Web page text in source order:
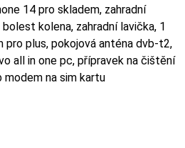
14 pro skladem, zahradní
kolena, zahradní lavička, 1
pro plus, pokojová anténa dvb-t2,
all in one pc, přípravek na čištění
modem na sim kartu